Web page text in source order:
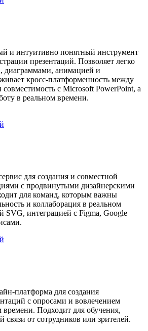
и интуитивно понятный инструмент
презентаций. Позволяет легко
диаграммами, анимацией и
кросс-платформенность между
с Microsoft PowerPoint, а
в реальном времени.
для создания и совместной
с продвинутыми дизайнерскими
для команд, которым важны
и коллаборация в реальном
SVG, интеграцией с Figma, Google
платформа для создания
с опросами и вовлечением
времени. Подходит для обучения,
связи от сотрудников или зрителей.